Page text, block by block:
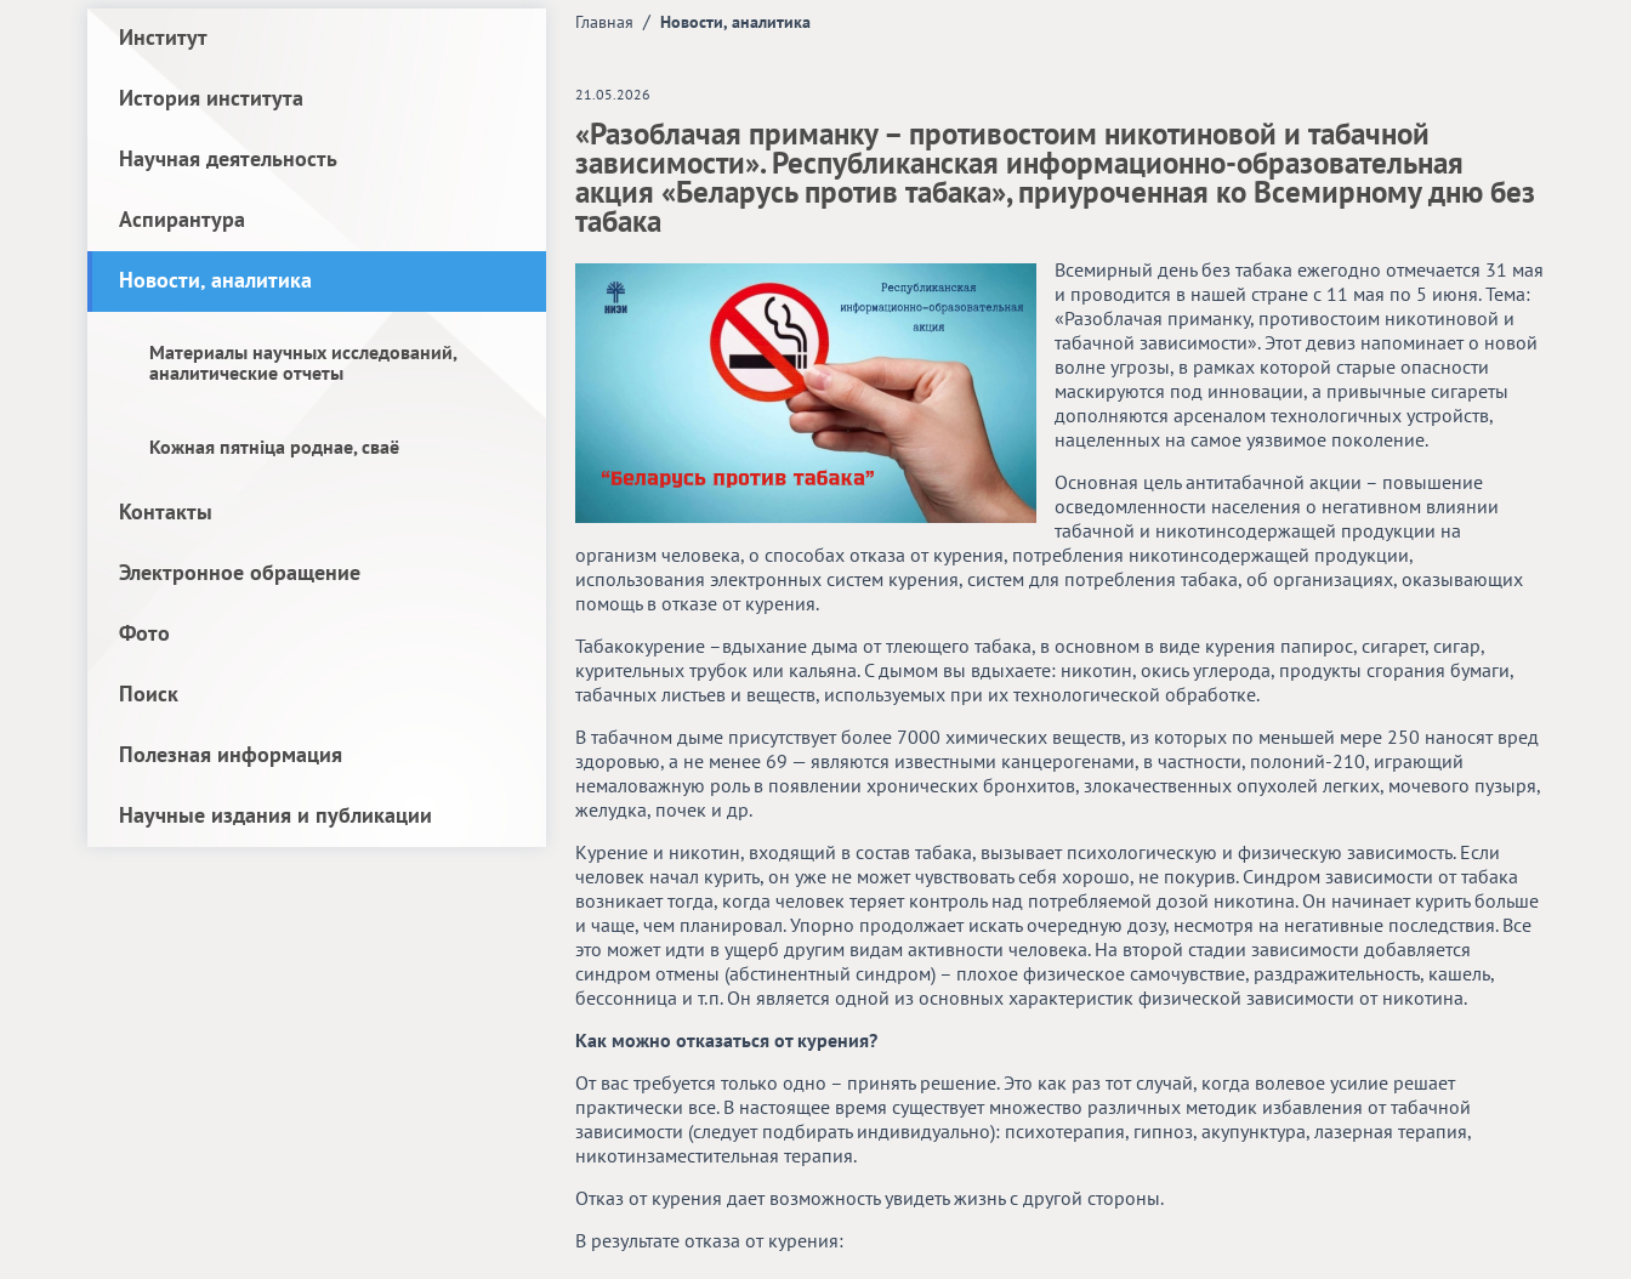
Главная / Новости, аналитика
21.05.2026
«Разоблачая приманку – противостоим никотиновой и табачной
зависимости». Республиканская информационно-образовательная
акция «Беларусь против табака», приуроченная ко Всемирному дню без
табака
Всемирный день без табака ежегодно отмечается 31 мая
и проводится в нашей стране с 11 мая по 5 июня. Тема:
«Разоблачая приманку, противостоим никотиновой и
табачной зависимости». Этот девиз напоминает о новой
волне угрозы, в рамках которой старые опасности
маскируются под инновации, а привычные сигареты
дополняются арсеналом технологичных устройств,
нацеленных на самое уязвимое поколение.
Основная цель антитабачной акции – повышение
осведомленности населения о негативном влиянии
табачной и никотинсодержащей продукции на
организм человека, о способах отказа от курения, потребления никотинсодержащей продукции,
использования электронных систем курения, систем для потребления табака, об организациях, оказывающих
помощь в отказе от курения.
Табакокурение –вдыхание дыма от тлеющего табака, в основном в виде курения папирос, сигарет, сигар,
курительных трубок или кальяна. С дымом вы вдыхаете: никотин, окись углерода, продукты сгорания бумаги,
табачных листьев и веществ, используемых при их технологической обработке.
В табачном дыме присутствует более 7000 химических веществ, из которых по меньшей мере 250 наносят вред
здоровью, а не менее 69 — являются известными канцерогенами, в частности, полоний-210, играющий
немаловажную роль в появлении хронических бронхитов, злокачественных опухолей легких, мочевого пузыря,
желудка, почек и др.
Курение и никотин, входящий в состав табака, вызывает психологическую и физическую зависимость. Если
человек начал курить, он уже не может чувствовать себя хорошо, не покурив. Синдром зависимости от табака
возникает тогда, когда человек теряет контроль над потребляемой дозой никотина. Он начинает курить больше
и чаще, чем планировал. Упорно продолжает искать очередную дозу, несмотря на негативные последствия. Все
это может идти в ущерб другим видам активности человека. На второй стадии зависимости добавляется
синдром отмены (абстинентный синдром) – плохое физическое самочувствие, раздражительность, кашель,
бессонница и т.п. Он является одной из основных характеристик физической зависимости от никотина.
Как можно отказаться от курения?
От вас требуется только одно – принять решение. Это как раз тот случай, когда волевое усилие решает
практически все. В настоящее время существует множество различных методик избавления от табачной
зависимости (следует подбирать индивидуально): психотерапия, гипноз, акупунктура, лазерная терапия,
никотинзаместительная терапия.
Отказ от курения дает возможность увидеть жизнь с другой стороны.
В результате отказа от курения:
Институт
История института
Научная деятельность
Аспирантура
Новости, аналитика
Материалы научных исследований,
аналитические отчеты
Кожная пятніца роднае, сваё
Контакты
Электронное обращение
Фото
Поиск
Полезная информация
Научные издания и публикации